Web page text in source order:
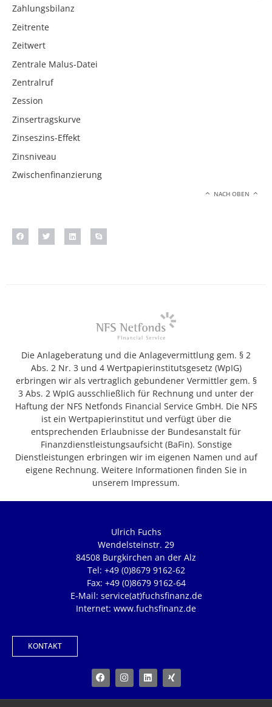
Zahlungsbilanz
Zeitrente
Zeitwert
Zentrale Malus-Datei
Zentralruf
Zession
Zinsertragskurve
Zinseszins-Effekt
Zinsniveau
Zwischenfinanzierung
NACH OBEN
Die Anlageberatung und die Anlagevermittlung gem. § 2
Abs. 2 Nr. 3 und 4 Wertpapierinstitutsgesetz (WpIG)
erbringen wir als vertraglich gebundener Vermittler gem. §
3 Abs. 2 WpIG ausschließlich für Rechnung und unter der
Haftung der NFS Netfonds Financial Service GmbH. Die NFS
ist ein Wertpapierinstitut und verfügt über die
entsprechenden Erlaubnisse der Bundesanstalt für
Finanzdienstleistungsaufsicht (BaFin). Sonstige
Dienstleistungen erbringen wir im eigenen Namen und auf
eigene Rechnung. Weitere Informationen finden Sie in
unserem Impressum.
Ulrich Fuchs
Wendelsteinstr. 29
84508 Burgkirchen an der Alz
Tel: +49 (0)8679 9162-62
Fax: +49 (0)8679 9162-64
E-Mail: service(at)fuchsfinanz.de
Internet: www.fuchsfinanz.de
KONTAKT